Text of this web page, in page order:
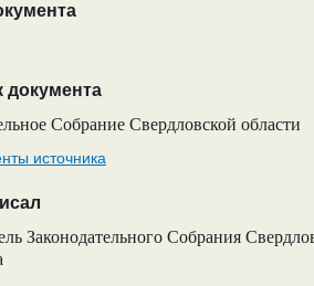
документа
Собрание Свердловской области
источника
Законодательного Собрания